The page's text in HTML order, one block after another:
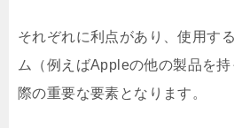
それぞれに利点があり、使用す
ム（例えばAppleの他の製品を
際の重要な要素となります。